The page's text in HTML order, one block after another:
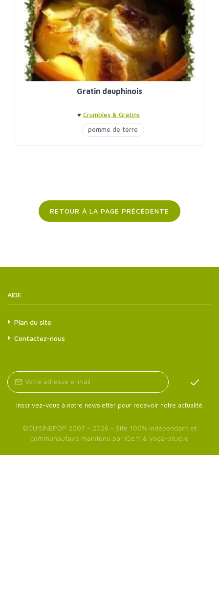
Gratin dauphinois
♥ Crumbles & Gratins
pomme de terre
RETOUR À LA PAGE PRÉCÉDENTE
AIDE
Plan du site
Contactez-nous
Inscrivez-vous à notre newsletter pour recevoir notre actualité.
©CUISINEPOP 2007 - 2026 - Site 100% indépendant et
communautaire maintenu par iOz.fr & yoga-stud.io